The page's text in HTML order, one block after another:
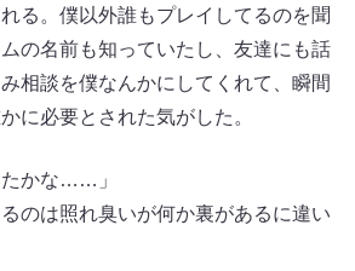
る。僕以外誰もプレイしてるのを聞
の名前も知っていたし、友達にも話
相談を僕なんかにしてくれて、瞬間
に必要とされた気がした。
たかな……」
のは照れ臭いが何か裏があるに違い